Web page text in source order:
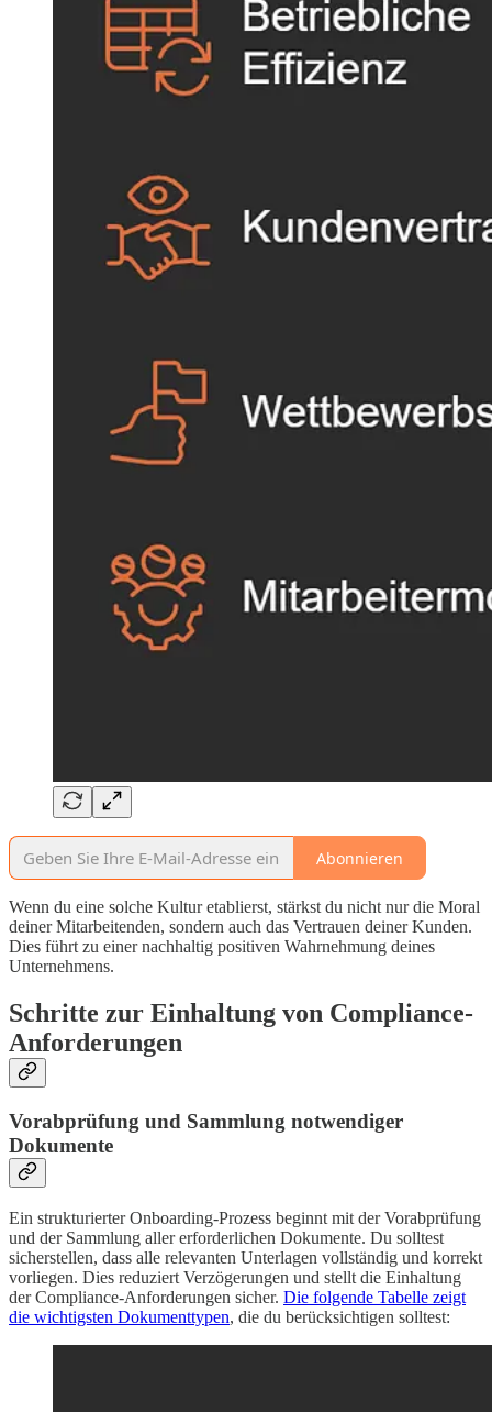
Abonnieren
Wenn du eine solche Kultur etablierst, stärkst du nicht nur die Moral
deiner Mitarbeitenden, sondern auch das Vertrauen deiner Kunden.
Dies führt zu einer nachhaltig positiven Wahrnehmung deines
Unternehmens.
Schritte zur Einhaltung von Compliance-
Anforderungen
Vorabprüfung und Sammlung notwendiger
Dokumente
Ein strukturierter Onboarding-Prozess beginnt mit der Vorabprüfung
und der Sammlung aller erforderlichen Dokumente. Du solltest
sicherstellen, dass alle relevanten Unterlagen vollständig und korrekt
vorliegen. Dies reduziert Verzögerungen und stellt die Einhaltung
der Compliance-Anforderungen sicher. Die folgende Tabelle zeigt
die wichtigsten Dokumenttypen, die du berücksichtigen solltest: